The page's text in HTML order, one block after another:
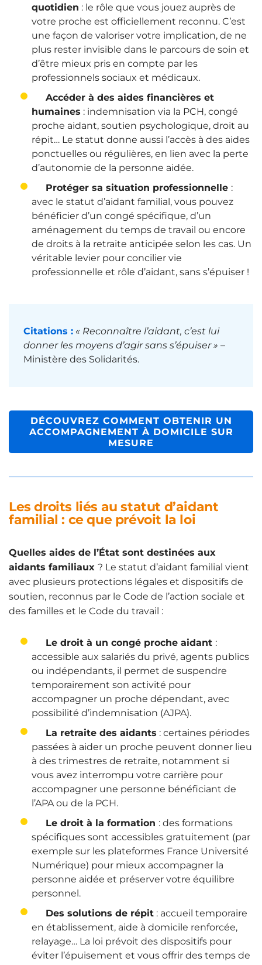
quotidien : le rôle que vous jouez auprès de
votre proche est officiellement reconnu. C’est
une façon de valoriser votre implication, de ne
plus rester invisible dans le parcours de soin et
d’être mieux pris en compte par les
professionnels sociaux et médicaux.
Accéder à des aides financières et
humaines : indemnisation via la PCH, congé
proche aidant, soutien psychologique, droit au
répit… Le statut donne aussi l’accès à des aides
ponctuelles ou régulières, en lien avec la perte
d’autonomie de la personne aidée.
Protéger sa situation professionnelle :
avec le statut d’aidant familial, vous pouvez
bénéficier d’un congé spécifique, d’un
aménagement du temps de travail ou encore
de droits à la retraite anticipée selon les cas. Un
véritable levier pour concilier vie
professionnelle et rôle d’aidant, sans s’épuiser !
Citations : « Reconnaître l’aidant, c’est lui
donner les moyens d’agir sans s’épuiser » –
Ministère des Solidarités.
DÉCOUVREZ COMMENT OBTENIR UN
ACCOMPAGNEMENT À DOMICILE SUR
MESURE
Les droits liés au statut d’aidant
familial : ce que prévoit la loi
Quelles aides de l’État sont destinées aux
aidants familiaux ? Le statut d’aidant familial vient
avec plusieurs protections légales et dispositifs de
soutien, reconnus par le Code de l’action sociale et
des familles et le Code du travail :
Le droit à un congé proche aidant :
accessible aux salariés du privé, agents publics
ou indépendants, il permet de suspendre
temporairement son activité pour
accompagner un proche dépendant, avec
possibilité d’indemnisation (AJPA).
La retraite des aidants : certaines périodes
passées à aider un proche peuvent donner lieu
à des trimestres de retraite, notamment si
vous avez interrompu votre carrière pour
accompagner une personne bénéficiant de
l’APA ou de la PCH.
Le droit à la formation : des formations
spécifiques sont accessibles gratuitement (par
exemple sur les plateformes France Université
Numérique) pour mieux accompagner la
personne aidée et préserver votre équilibre
personnel.
Des solutions de répit : accueil temporaire
en établissement, aide à domicile renforcée,
relayage… La loi prévoit des dispositifs pour
éviter l’épuisement et vous offrir des temps de